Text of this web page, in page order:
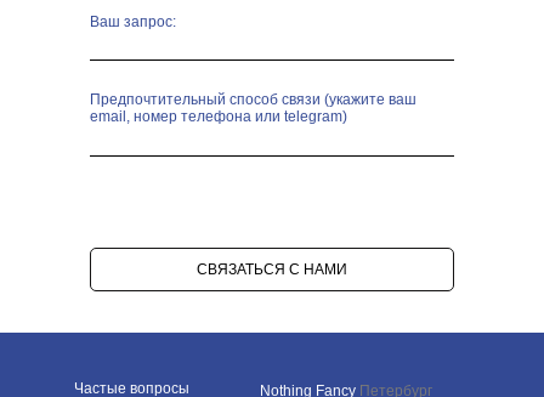
Ваш запрос:
Предпочтительный способ связи (укажите ваш
email, номер телефона или telegram)
СВЯЗАТЬСЯ С НАМИ
Частые вопросы Nothing Fancy Петербург